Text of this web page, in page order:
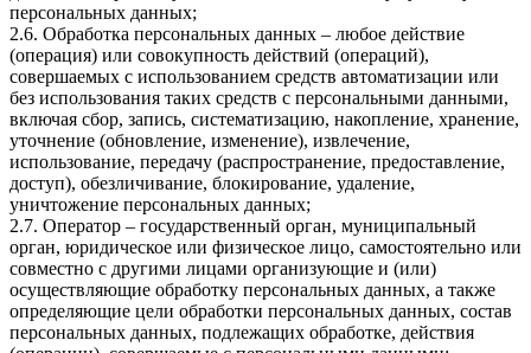
персональных данных;
2.6. Обработка персональных данных – любое действие
(операция) или совокупность действий (операций),
совершаемых с использованием средств автоматизации или
без использования таких средств с персональными данными,
включая сбор, запись, систематизацию, накопление, хранение,
уточнение (обновление, изменение), извлечение,
использование, передачу (распространение, предоставление,
доступ), обезличивание, блокирование, удаление,
уничтожение персональных данных;
2.7. Оператор – государственный орган, муниципальный
орган, юридическое или физическое лицо, самостоятельно или
совместно с другими лицами организующие и (или)
осуществляющие обработку персональных данных, а также
определяющие цели обработки персональных данных, состав
персональных данных, подлежащих обработке, действия